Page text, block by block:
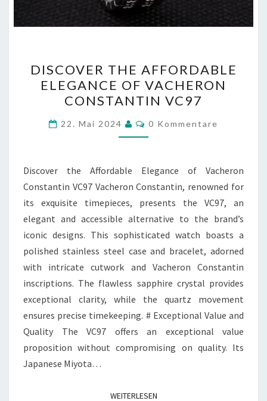
THE
AFFORDABLE
ELEGANCE
OF
VACHERON
VC97
DISCOVER THE AFFORDABLE
ELEGANCE OF VACHERON
CONSTANTIN VC97
22. Mai 2024 Kommentare
0 Kommentare
Discover the Affordable Elegance of Vacheron
Constantin VC97 Vacheron Constantin, renowned for
its exquisite timepieces, presents the VC97, an
elegant and accessible alternative to the brand’s
iconic designs. This sophisticated watch boasts a
polished stainless steel case and bracelet, adorned
with intricate cutwork and Vacheron Constantin
inscriptions. The flawless sapphire crystal provides
exceptional clarity, while the quartz movement
ensures precise timekeeping. # Exceptional Value and
Quality The VC97 offers an exceptional value
proposition without compromising on quality. Its
Japanese Miyota…
WEITERLESENWEITERLESEN